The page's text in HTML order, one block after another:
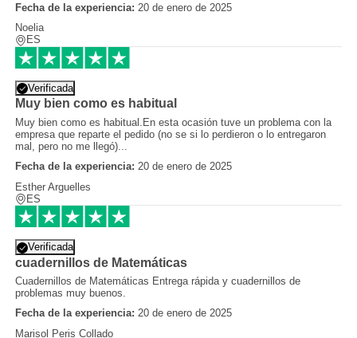
Fecha de la experiencia: 20 de enero de 2025
Noelia
ES
Verificada
Muy bien como es habitual
Muy bien como es habitual.En esta ocasión tuve un problema con la
empresa que reparte el pedido (no se si lo perdieron o lo entregaron
mal, pero no me llegó)...
Fecha de la experiencia: 20 de enero de 2025
Esther Arguelles
ES
Verificada
cuadernillos de Matemáticas
Cuadernillos de Matemáticas Entrega rápida y cuadernillos de
problemas muy buenos.
Fecha de la experiencia: 20 de enero de 2025
Marisol Peris Collado